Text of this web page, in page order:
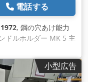
電話する
1972, 鋼の穴あけ能力
ドルホルダー MK 5 主
コラム直径 250 mm
り 0.1、0.14、0.2、
660 mm モーター出
小型広告